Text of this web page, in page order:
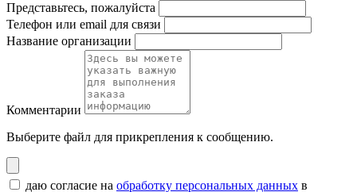
Представьтесь, пожалуйста
Телефон или email для связи
Название организации
Комментарии
Выберите файл для прикрепления к сообщению.
даю согласие на обработку персональных данных в